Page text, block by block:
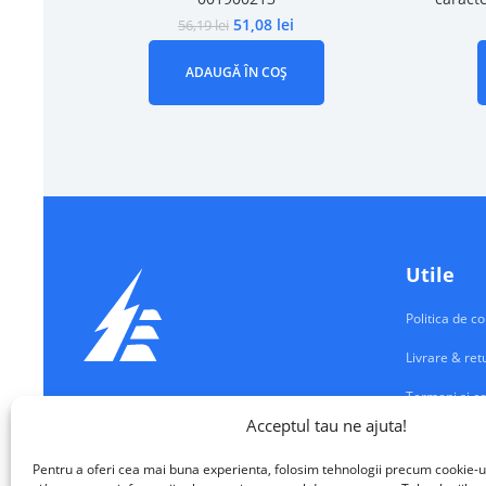
Acceptul tau ne ajuta!
Pentru a oferi cea mai buna experienta, folosim tehnologii precum cookie-
56,19lei 51,08 lei
ADAUGĂ ÎN COȘ
Echipamente Electrice
Utile
Politica de
Livrare &
Termeni si
Contul meu
Contact